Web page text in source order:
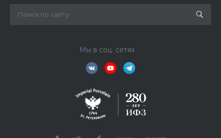
Мы в соц. сетях